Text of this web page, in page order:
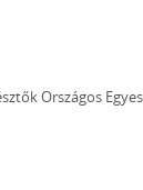
Országos